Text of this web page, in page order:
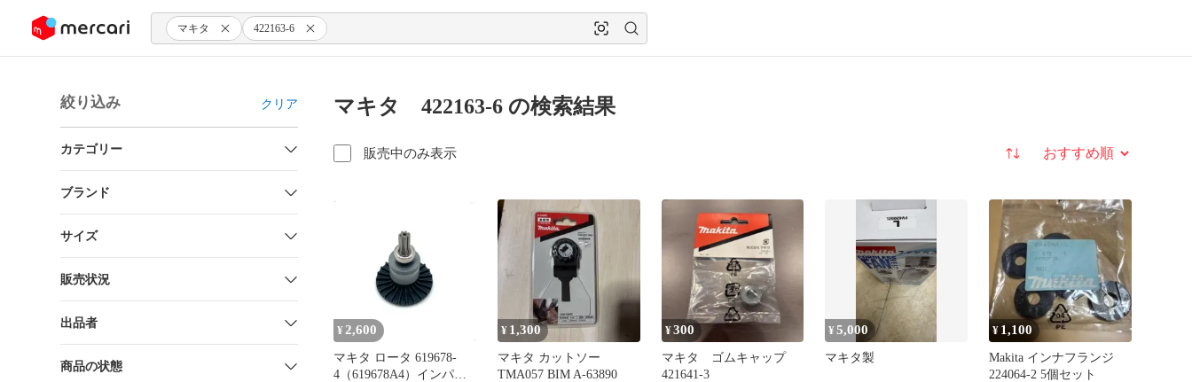
ツにスキップ マキタ 422163-6
絞り込み クリア
カテゴリー
ブランド
サイズ
販売状況
出品者
商品の状態
マキタ 422163-6 の検索結果
販売中のみ表示 並び替え
¥ 2,600
マキタ ロータ 619678-
4（619678A4）インパク
¥ 1,300
マキタ カットソー
TMA057 BIM A-63890
¥300
マキタ ゴムキャップ
421641-3
¥5,000
マキタ製
¥ 1,100
Makita インナフランジ
224064-2 5個セット